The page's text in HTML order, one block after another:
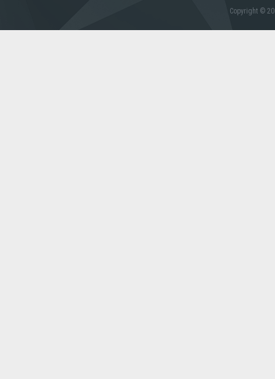
Copyright ©